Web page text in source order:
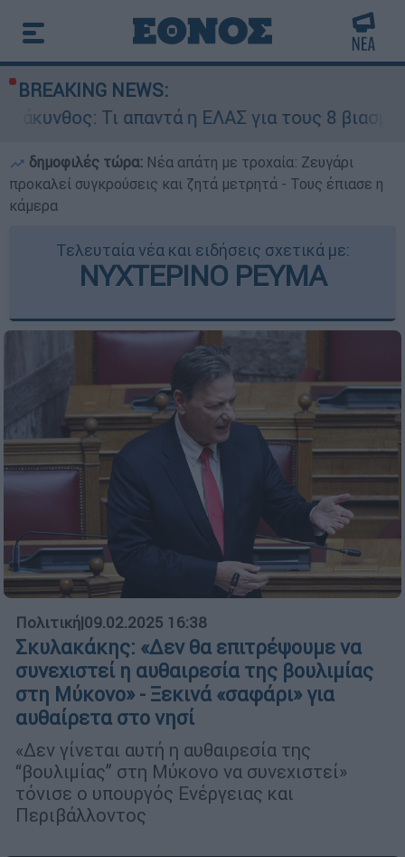
BREAKING NEWS:
Τι απαντά η ΕΛΑΣ για τους 8 βιασμούς
δημοφιλές τώρα: Νέα απάτη με τροχαία: Ζευγάρι
προκαλεί συγκρούσεις και ζητά μετρητά - Τους έπιασε η
κάμερα
Τελευταία νέα και ειδήσεις σχετικά με:
ΝΥΧΤΕΡΙΝΟ ΡΕΥΜΑ
Πολιτική|09.02.2025 16:38
Σκυλακάκης: «Δεν θα επιτρέψουμε να
συνεχιστεί η αυθαιρεσία της βουλιμίας
στη Μύκονο» - Ξεκινά «σαφάρι» για
αυθαίρετα στο νησί
«Δεν γίνεται αυτή η αυθαιρεσία της
“βουλιμίας” στη Μύκονο να συνεχιστεί»
τόνισε ο υπουργός Ενέργειας και
Περιβάλλοντος